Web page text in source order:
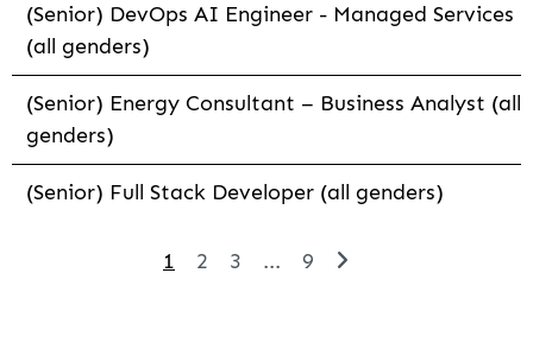
(Senior) DevOps AI Engineer - Managed Services
(all genders)
(Senior) Energy Consultant – Business Analyst (all
genders)
(Senior) Full Stack Developer (all genders)
1 2 3 ... 9